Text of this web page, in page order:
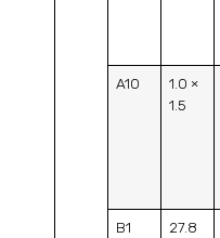
A10
1.0 ×
1.5
B1
27.8